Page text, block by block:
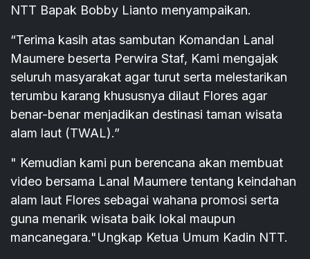
NTT Bapak Bobby Lianto menyampaikan.
“Terima kasih atas sambutan Komandan Lanal
Maumere beserta Perwira Staf, Kami mengajak
seluruh masyarakat agar turut serta melestarikan
terumbu karang khususnya dilaut Flores agar
benar-benar menjadikan destinasi taman wisata
alam laut (TWAL).”
" Kemudian kami pun berencana akan membuat
video bersama Lanal Maumere tentang keindahan
alam laut Flores sebagai wahana promosi serta
guna menarik wisata baik lokal maupun
mancanegara."Ungkap Ketua Umum Kadin NTT.